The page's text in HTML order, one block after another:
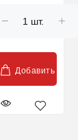
Boom, 235 г
Добавить